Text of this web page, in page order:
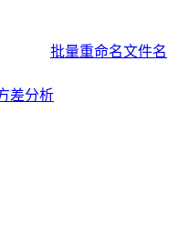
批量重命名文件名
差分析